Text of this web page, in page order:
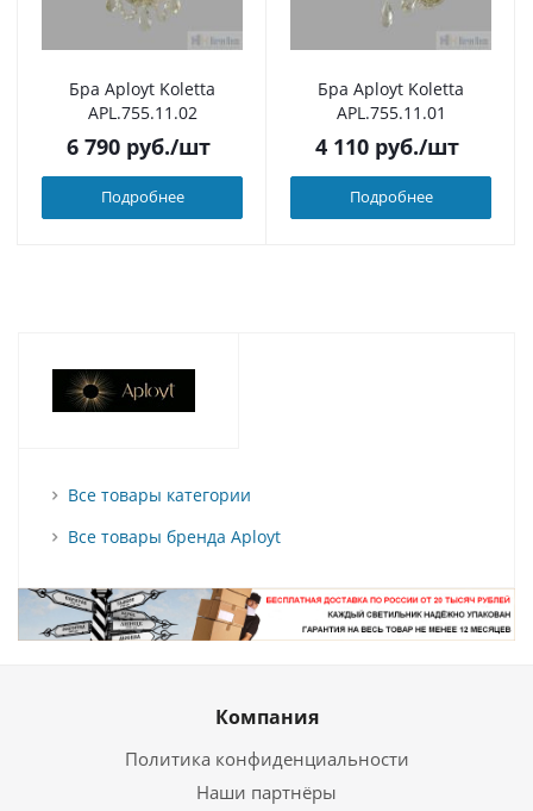
Бра Aployt Koletta
APL.755.11.02
6 790руб./шт
Подробнее
Бра Aployt Koletta
APL.755.11.01
4 110руб./шт
Подробнее
Все товары категории
Все товары бренда Aployt
Компания
Политика конфиденциальности
Наши партнёры